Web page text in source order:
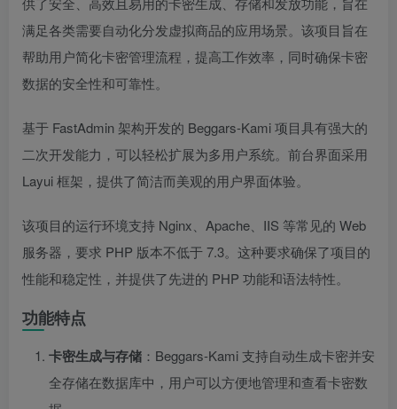
满足各类需要自动化分发虚拟商品的应用场景。该项目旨在
帮助用户简化卡密管理流程，提高工作效率，同时确保卡密
数据的安全性和可靠性。
基于 FastAdmin 架构开发的 Beggars-Kami 项目具有强大的
二次开发能力，可以轻松扩展为多用户系统。前台界面采用
Layui 框架，提供了简洁而美观的用户界面体验。
该项目的运行环境支持 Nginx、Apache、IIS 等常见的 Web
服务器，要求 PHP 版本不低于 7.3。这种要求确保了项目的
性能和稳定性，并提供了先进的 PHP 功能和语法特性。
功能特点
卡密生成与存储 ：Beggars-Kami 支持自动生成卡密并安
全存储在数据库中，用户可以方便地管理和查看卡密数